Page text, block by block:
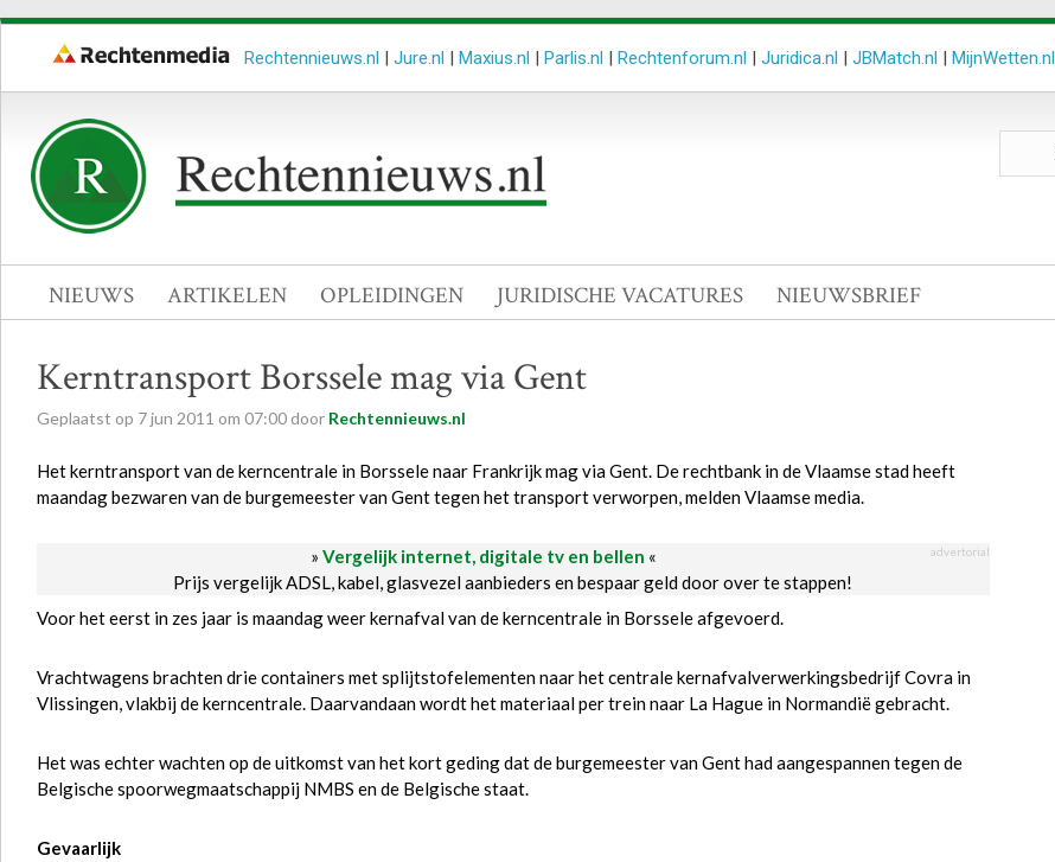
Rechtennieuws.nl | Jure.nl | Maxius.nl | Parlis.nl | Rechtenforum.nl | Juridica.nl | JBMatch.nl | MijnWetten.nl
NIEUWS ARTIKELEN OPLEIDINGEN JURIDISCHE VACATURES NIEUWSBRIEF
Kerntransport Borssele mag via Gent
Geplaatst op 7jun 2011 om 07:00 door Rechtennieuws.nl
Het kerntransport van de kerncentrale in Borssele naar Frankrijk mag via Gent. De rechtbank in de Vlaamse stad heeft
maandag bezwaren van de burgemeester van Gent tegen het transport verworpen, melden Vlaamse media.
» Vergelijk internet, digitale tv en bellen « advertorial
Prijs vergelijk ADSL, kabel, glasvezel aanbieders en bespaar geld door over te stappen!
Voor het eerst in zes jaar is maandag weer kernafval van de kerncentrale in Borssele afgevoerd.
Vrachtwagens brachten drie containers met splijtstofelementen naar het centrale kernafvalverwerkingsbedrijf Covra in
Vlissingen, vlakbij de kerncentrale. Daarvandaan wordt het materiaal per trein naar La Hague in Normandië gebracht.
Het was echter wachten op de uitkomst van het kort geding dat de burgemeester van Gent had aangespannen tegen de
Belgische spoorwegmaatschappij NMBS en de Belgische staat.
Gevaarlijk